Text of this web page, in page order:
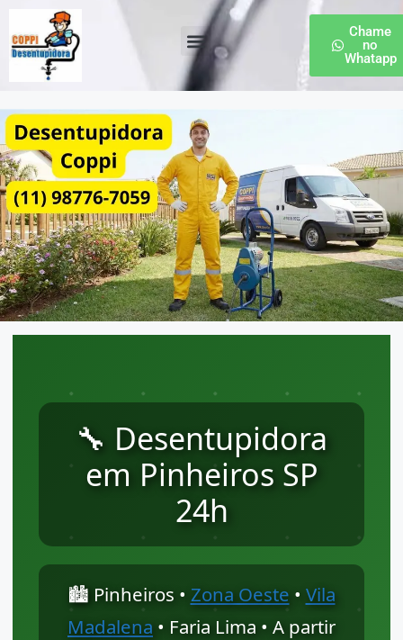
Chame
no
Whatapp
🔧 Desentupidora
em Pinheiros SP
24h
🏙️ Pinheiros • Zona Oeste • Vila
Madalena • Faria Lima • A partir